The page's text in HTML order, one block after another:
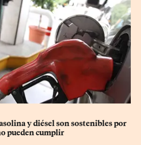
y diésel son sostenibles por
pueden cumplir